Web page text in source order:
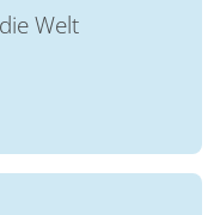
Welt